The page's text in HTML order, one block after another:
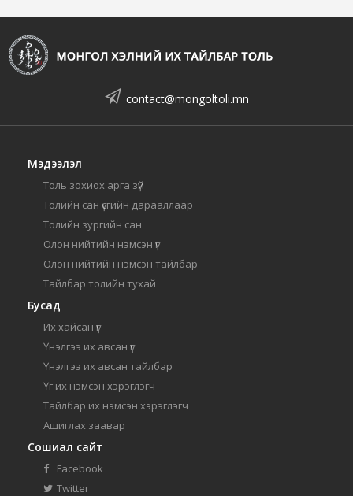
contact@mongoltoli.mn
Мэдээлэл
Толь зохиох арга зүй
Толийн сан үсгийн дарааллаар
Толийн зургийн сан
Олон нийтийн нэмсэн үг
Олон нийтийн нэмсэн тайлбар
Тайлбар толийн тухай
Бусад
Их хайсан үг
Үнэлгээ их авсан үг
Үнэлгээ их авсан тайлбар
Үг их нэмсэн хэрэглэгч
Тайлбар их нэмсэн хэрэглэгч
Ашиглах заавар
Сошиал сайт
Facebook
Twitter